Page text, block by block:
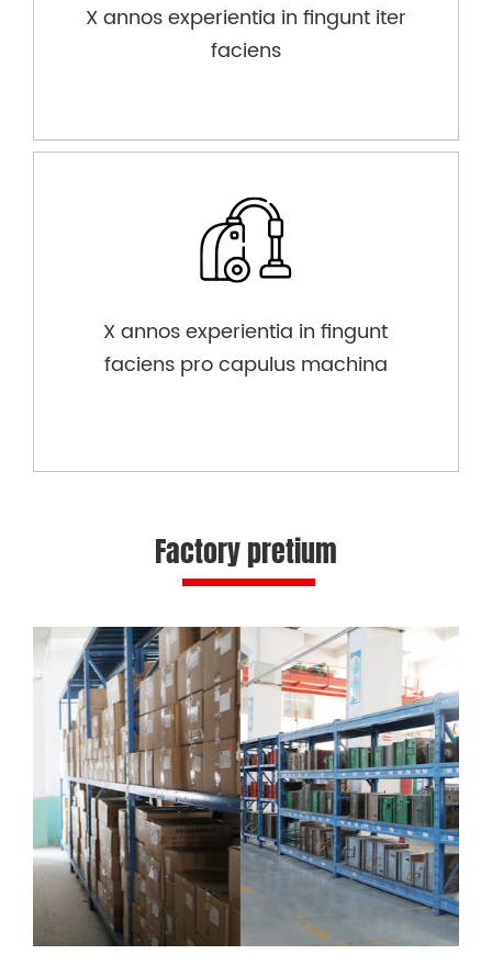
X annos experientia in fingunt iter
faciens
X annos experientia in fingunt
faciens pro capulus machina
Factory pretium